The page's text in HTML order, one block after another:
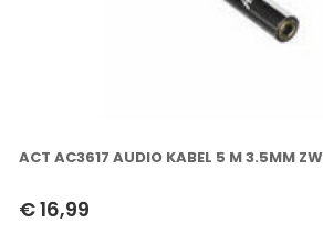
ACT AC3617 AUDIO KABEL 5 M 3.5MM
€ 16,99